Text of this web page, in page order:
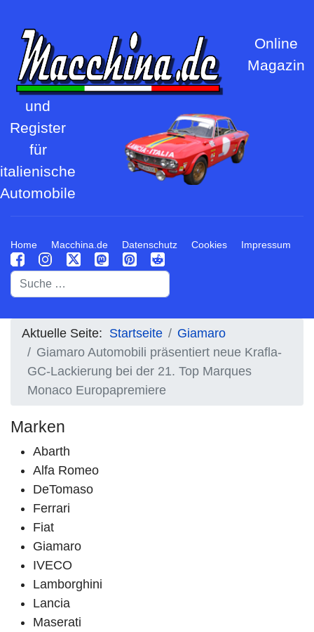
Online
Magazin
und
Register
für
italienische
Automobile
Home Macchina.de Datenschutz Cookies Impressum
Suchen
Aktuelle Seite: Startseite
Giamaro
Giamaro Automobili präsentiert neue Krafla-
GC-Lackierung bei der 21. Top Marques
Monaco Europapremiere
Marken
Abarth
Alfa Romeo
DeTomaso
Ferrari
Fiat
Giamaro
IVECO
Lamborghini
Lancia
Maserati